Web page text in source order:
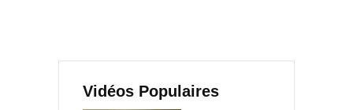
Vidéos Populaires